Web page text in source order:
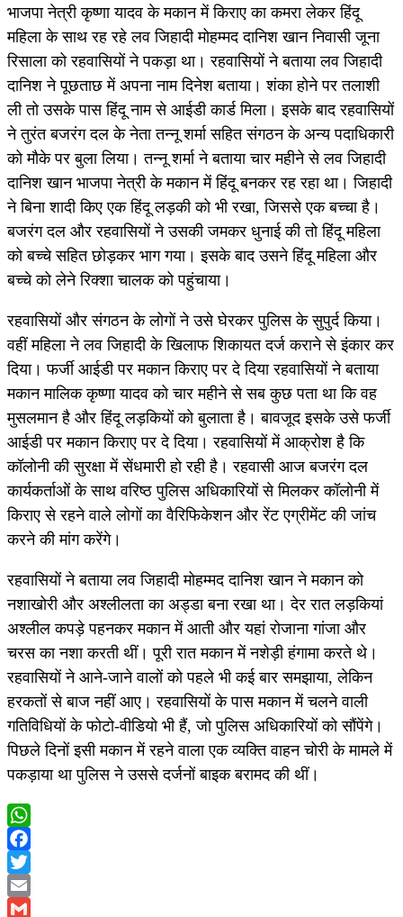
भाजपा नेत्री कृष्णा यादव के मकान में किराए का कमरा लेकर हिंदू
महिला के साथ रह रहे लव जिहादी मोहम्मद दानिश खान निवासी जूना
रिसाला को रहवासियों ने पकड़ा था। रहवासियों ने बताया लव जिहादी
दानिश ने पूछताछ में अपना नाम दिनेश बताया। शंका होने पर तलाशी
ली तो उसके पास हिंदू नाम से आईडी कार्ड मिला। इसके बाद रहवासियों
ने तुरंत बजरंग दल के नेता तन्नू शर्मा सहित संगठन के अन्य पदाधिकारी
को मौके पर बुला लिया। तन्नू शर्मा ने बताया चार महीने से लव जिहादी
दानिश खान भाजपा नेत्री के मकान में हिंदू बनकर रह रहा था। जिहादी
ने बिना शादी किए एक हिंदू लड़की को भी रखा, जिससे एक बच्चा है।
बजरंग दल और रहवासियों ने उसकी जमकर धुनाई की तो हिंदू महिला
को बच्चे सहित छोड़कर भाग गया। इसके बाद उसने हिंदू महिला और
बच्चे को लेने रिक्शा चालक को पहुंचाया।
रहवासियों और संगठन के लोगों ने उसे घेरकर पुलिस के सुपुर्द किया।
वहीं महिला ने लव जिहादी के खिलाफ शिकायत दर्ज कराने से इंकार कर
दिया। फर्जी आईडी पर मकान किराए पर दे दिया रहवासियों ने बताया
मकान मालिक कृष्णा यादव को चार महीने से सब कुछ पता था कि वह
मुसलमान है और हिंदू लड़कियों को बुलाता है। बावजूद इसके उसे फर्जी
आईडी पर मकान किराए पर दे दिया। रहवासियों में आक्रोश है कि
कॉलोनी की सुरक्षा में सेंधमारी हो रही है। रहवासी आज बजरंग दल
कार्यकर्ताओं के साथ वरिष्ठ पुलिस अधिकारियों से मिलकर कॉलोनी में
किराए से रहने वाले लोगों का वैरिफिकेशन और रेंट एग्रीमेंट की जांच
करने की मांग करेंगे।
रहवासियों ने बताया लव जिहादी मोहम्मद दानिश खान ने मकान को
नशाखोरी और अश्लीलता का अड्डा बना रखा था। देर रात लड़कियां
अश्लील कपड़े पहनकर मकान में आती और यहां रोजाना गांजा और
चरस का नशा करती थीं। पूरी रात मकान में नशेड़ी हंगामा करते थे।
रहवासियों ने आने-जाने वालों को पहले भी कई बार समझाया, लेकिन
हरकतों से बाज नहीं आए। रहवासियों के पास मकान में चलने वाली
गतिविधियों के फोटो-वीडियो भी हैं, जो पुलिस अधिकारियों को सौंपेंगे।
पिछले दिनों इसी मकान में रहने वाला एक व्यक्ति वाहन चोरी के मामले में
पकड़ाया था पुलिस ने उससे दर्जनों बाइक बरामद की थीं।
WhatsApp
Facebook
Twitter
Email